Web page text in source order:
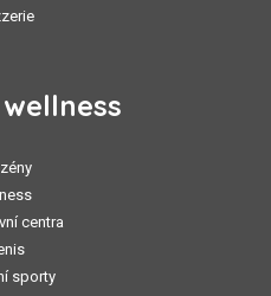
centra
sporty